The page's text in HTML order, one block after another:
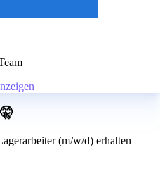
🤫
(m/w/d) erhalten